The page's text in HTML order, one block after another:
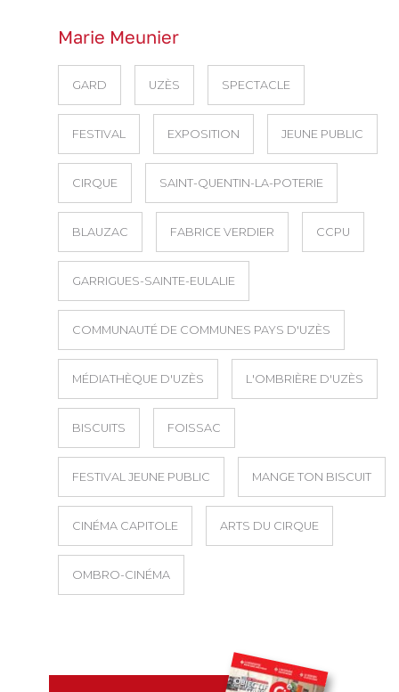
Marie Meunier
GARD UZÈS SPECTACLE
FESTIVAL EXPOSITION JEUNE PUBLIC
CIRQUE SAINT-QUENTIN-LA-POTERIE
BLAUZAC FABRICE VERDIER CCPU
GARRIGUES-SAINTE-EULALIE
COMMUNAUTÉ DE COMMUNES PAYS D'UZÈS
MÉDIATHÈQUE D'UZÈS L'OMBRIÈRE D'UZÈS
BISCUITS FOISSAC
FESTIVAL JEUNE PUBLIC MANGE TON BISCUIT
CINÉMA CAPITOLE ARTS DU CIRQUE
OMBRO-CINÉMA